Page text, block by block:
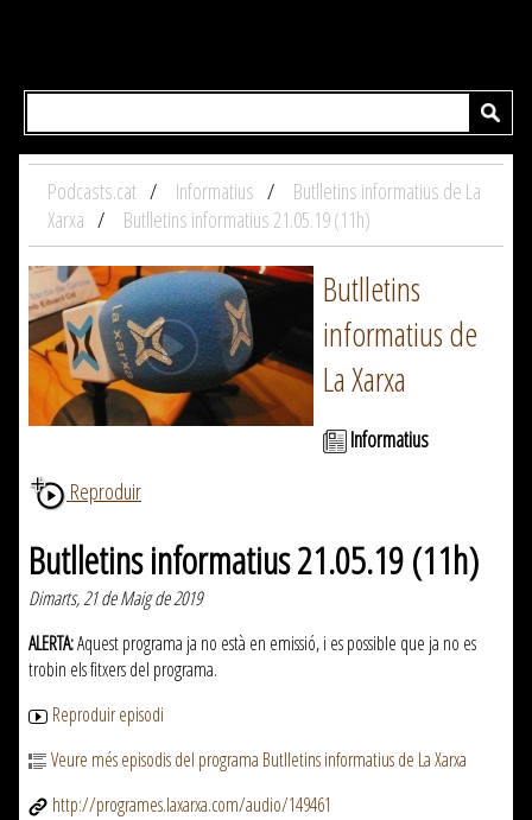
Podcasts.cat Informatius
Butlletins informatius de La
Xarxa
Butlletins informatius 21.05.19 (11h)
Butlletins
informatius de
La Xarxa
Informatius
Reproduir
Butlletins informatius 21.05.19 (11h)
Dimarts, 21 de Maig de 2019
ALERTA:Aquest programa ja no està en emissió, i es possible que ja no es
trobin els fitxers del programa.
Reproduir episodi
Veure més episodis del programa Butlletins informatius de La Xarxa
http://programes.laxarxa.com/audio/149461